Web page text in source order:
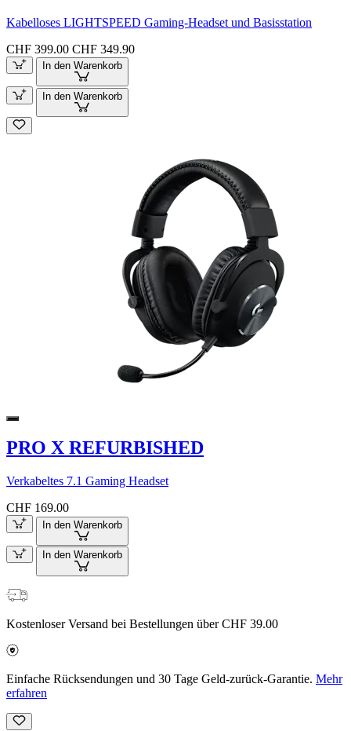
Kabelloses LIGHTSPEED Gaming-Headset und Basisstation
CHF 399.00 CHF 349.90
In den Warenkorb
In den Warenkorb
PRO X REFURBISHED
Verkabeltes 7.1 Gaming Headset
CHF 169.00
In den Warenkorb
In den Warenkorb
Kostenloser Versand bei Bestellungen über CHF 39.00
Einfache Rücksendungen und 30 Tage Geld-zurück-Garantie. Mehr
erfahren